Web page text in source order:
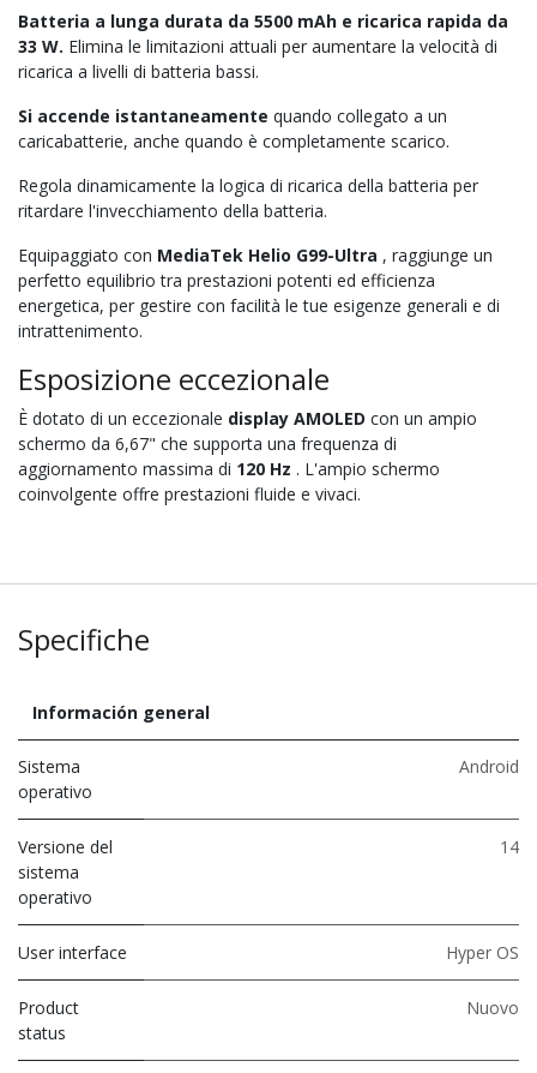
Batteria a lunga durata da 5500 mAh e ricarica rapida da
33 W. Elimina le limitazioni attuali per aumentare la velocità di
ricarica a livelli di batteria bassi.
Si accende istantaneamente quando collegato a un
caricabatterie, anche quando è completamente scarico.
Regola dinamicamente la logica di ricarica della batteria per
ritardare l'invecchiamento della batteria.
Equipaggiato con MediaTek Helio G99-Ultra , raggiunge un
perfetto equilibrio tra prestazioni potenti ed efficienza
energetica, per gestire con facilità le tue esigenze generali e di
intrattenimento.
Esposizione eccezionale
È dotato di un eccezionale display AMOLED con un ampio
schermo da 6,67" che supporta una frequenza di
aggiornamento massima di 120 Hz . L'ampio schermo
coinvolgente offre prestazioni fluide e vivaci.
Specifiche
Información general
Sistema
operativo
Android
Versione del
sistema
operativo
14
User interface Hyper OS
Product
status
Nuovo